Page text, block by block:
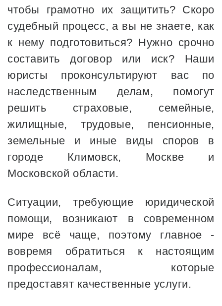
чтобы грамотно их защитить? Скоро
судебный процесс, а вы не знаете, как
к нему подготовиться? Нужно срочно
составить договор или иск? Наши
юристы проконсультируют вас по
наследственным делам, помогут
решить страховые, семейные,
жилищные, трудовые, пенсионные,
земельные и иные виды споров в
городе Климовск, Москве и
Московской области.
Ситуации, требующие юридической
помощи, возникают в современном
мире всё чаще, поэтому главное -
вовремя обратиться к настоящим
профессионалам, которые
предоставят качественные услуги.